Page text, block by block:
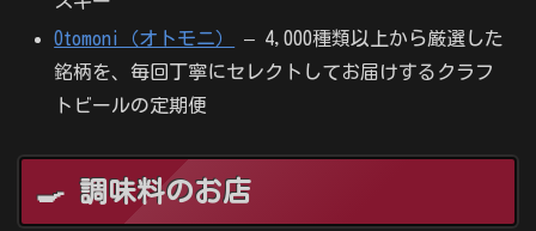
Otomoni（オトモニ）
– 4,000種類以上から厳選した
銘柄を、毎回丁寧にセレクトしてお届けするクラフ
トビールの定期便
🍳 調味料のお店